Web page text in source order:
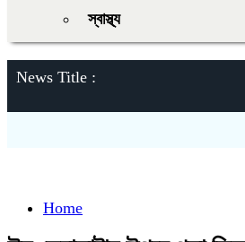
স্বাস্থ্য
News Title :
Home